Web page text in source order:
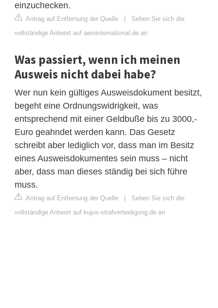
einzuchecken.
Antrag auf Entfernung der Quelle
Sehen Sie sich die
vollständige Antwort auf aerointernational.de an
Was passiert, wenn ich meinen
Ausweis nicht dabei habe?
Wer nun kein gültiges Ausweisdokument besitzt,
begeht eine Ordnungswidrigkeit, was
entsprechend mit einer Geldbuße bis zu 3000,-
Euro geahndet werden kann. Das Gesetz
schreibt aber lediglich vor, dass man im Besitz
eines Ausweisdokumentes sein muss – nicht
aber, dass man dieses ständig bei sich führe
muss.
Antrag auf Entfernung der Quelle
Sehen Sie sich die
vollständige Antwort auf kujus-strafverteidigung.de an